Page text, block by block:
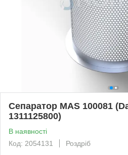
Сепаратор MAS 100081
1311125800)
В наявності
Код: 2054131
Роздріб